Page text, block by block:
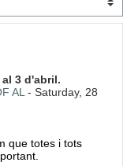
3 d'abril.
AL -Saturday, 28
que totes i tots